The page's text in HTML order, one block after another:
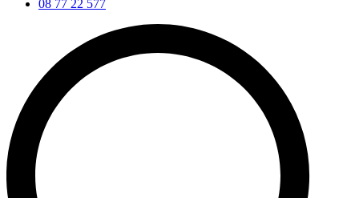
08 77 22 577